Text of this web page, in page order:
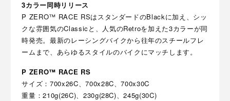
3カラー同時リリース
P ZERO™ RACE RSはスタンダードのBlackに加え、シッ
クな雰囲気のClassicと、人気のRetroを加えた3カラーが同
時発売。最新のレーシングバイクから往年のスチールフレ
ームまで、あらゆるスタイルのバイクにマッチします。
P ZERO™ RACE RS
サイズ：700x26C、700x28C、700x30C
重量：210g(26C)、230g(28C)、245g(30C)